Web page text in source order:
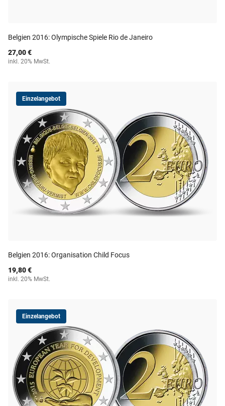
Belgien 2016: Olympische Spiele Rio de Janeiro
27,00 €
inkl. 20% MwSt.
Einzelangebot
Belgien 2016: Organisation Child Focus
19,80 €
inkl. 20% MwSt.
Einzelangebot